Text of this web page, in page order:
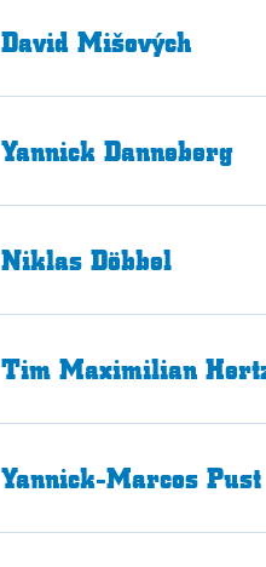
David Mišových
Yannick Danneberg
Niklas Döbbel
Tim Maximilian
Yannick-Marcos Pust